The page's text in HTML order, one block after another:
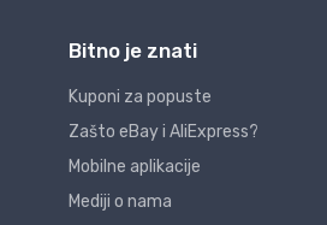
Bitno je znati
Kuponi za popuste
Zašto eBay i AliExpress?
Mobilne aplikacije
Mediji o nama